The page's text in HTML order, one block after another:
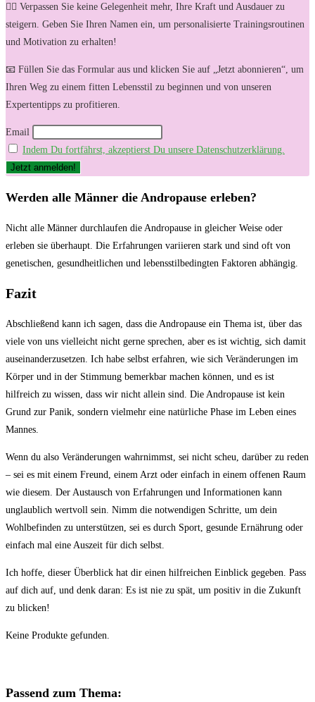
🏋️‍♀️ Verpassen Sie keine Gelegenheit mehr, Ihre Kraft und Ausdauer zu
steigern. Geben Sie Ihren Namen ein, um personalisierte Trainingsroutinen
und Motivation zu erhalten!
📧 Füllen Sie das Formular aus und klicken Sie auf „Jetzt abonnieren“, um
Ihren Weg zu einem fitten Lebensstil zu beginnen und von unseren
Expertentipps zu profitieren.
Email
Indem Du fortfährst, akzeptierst Du unsere Datenschutzerklärung.
Werden alle‌ Männer die Andropause ⁣erleben?
Nicht alle Männer durchlaufen die Andropause in gleicher Weise oder
erleben sie überhaupt. Die Erfahrungen ⁣variieren‌ stark und‍ sind oft von
genetischen, gesundheitlichen und⁤ lebensstilbedingten Faktoren abhängig.
Fazit
Abschließend kann ich sagen, dass die Andropause⁢ ein⁢ Thema ist, über ​das
viele von uns vielleicht nicht gerne‌ sprechen, ‍aber es ist⁢ wichtig, sich damit
auseinanderzusetzen. Ich⁣ habe selbst erfahren, ‍wie sich Veränderungen im
Körper ⁢und in der Stimmung⁣ bemerkbar machen können,‌ und es ​ist
hilfreich zu wissen, dass⁤ wir nicht ​allein sind. Die Andropause‌ ist kein
⁢Grund‌ zur Panik, sondern vielmehr eine natürliche Phase im Leben eines
Mannes.
Wenn du also Veränderungen ​wahrnimmst, ⁢sei nicht scheu, darüber zu reden
– ⁣sei es mit einem Freund, einem Arzt‍ oder einfach in einem offenen Raum
wie‍ diesem. ‌Der Austausch von Erfahrungen ⁢und Informationen kann
unglaublich wertvoll sein. Nimm⁣ die notwendigen ​Schritte, um dein
Wohlbefinden zu unterstützen, sei es durch Sport, gesunde Ernährung oder
einfach mal eine Auszeit für dich selbst.
Ich‌ hoffe, dieser⁢ Überblick hat dir einen hilfreichen Einblick ⁤gegeben. Pass
auf dich ⁢auf, und denk daran: Es‍ ist nie zu spät, um ⁤positiv ​in die Zukunft⁣
zu blicken!
Keine Produkte gefunden.
Passend zum Thema: